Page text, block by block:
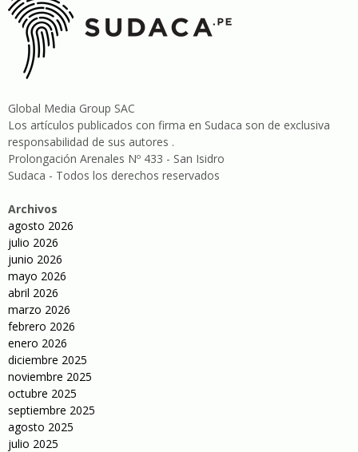
Global Media Group SAC
Los artículos publicados con firma en Sudaca son de exclusiva
responsabilidad de sus autores .
Prolongación Arenales Nº 433 - San Isidro
Sudaca - Todos los derechos reservados
Archivos
agosto 2026
julio 2026
junio 2026
mayo 2026
abril 2026
marzo 2026
febrero 2026
enero 2026
diciembre 2025
noviembre 2025
octubre 2025
septiembre 2025
agosto 2025
julio 2025